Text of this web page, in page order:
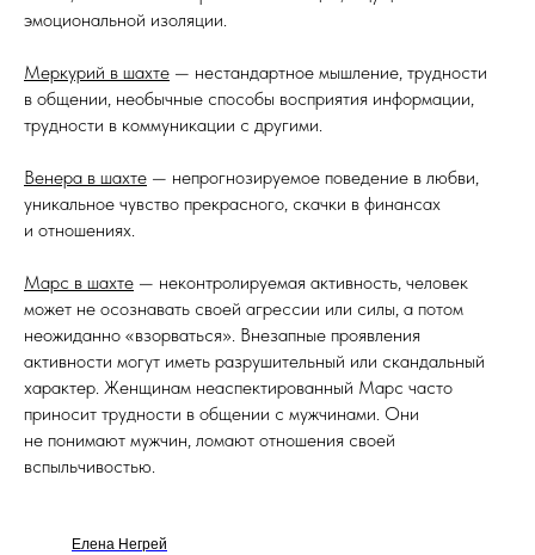
эмоциональной изоляции.
Меркурий в шахте — нестандартное мышление, трудности
в общении, необычные способы восприятия информации,
трудности в коммуникации с другими.
Венера в шахте — непрогнозируемое поведение в любви,
уникальное чувство прекрасного, скачки в финансах
и отношениях.
Марс в шахте — неконтролируемая активность, человек
может не осознавать своей агрессии или силы, а потом
неожиданно «взорваться». Внезапные проявления
активности могут иметь разрушительный или скандальный
характер. Женщинам неаспектированный Марс часто
приносит трудности в общении с мужчинами. Они
не понимают мужчин, ломают отношения своей
вспыльчивостью.
Елена Негрей